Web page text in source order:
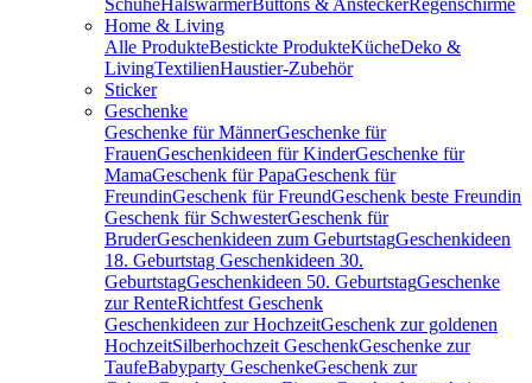
SchuheHalswärmerButtons & AnsteckerRegenschirme
Home & Living
Alle ProdukteBestickte ProdukteKücheDeko &
LivingTextilienHaustier-Zubehör
Sticker
Geschenke
Geschenke für MännerGeschenke für
FrauenGeschenkideen für KinderGeschenke für
MamaGeschenk für PapaGeschenk für
FreundinGeschenk für FreundGeschenk beste Freundin
Geschenk für SchwesterGeschenk für
BruderGeschenkideen zum GeburtstagGeschenkideen
18. Geburtstag Geschenkideen 30.
GeburtstagGeschenkideen 50. GeburtstagGeschenke
zur RenteRichtfest Geschenk
Geschenkideen zur HochzeitGeschenk zur goldenen
HochzeitSilberhochzeit GeschenkGeschenke zur
TaufeBabyparty GeschenkeGeschenk zur